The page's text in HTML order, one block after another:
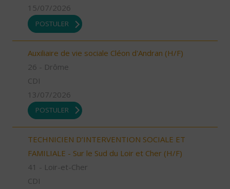
15/07/2026
POSTULER
Auxiliaire de vie sociale Cléon d'Andran (H/F)
26 - Drôme
CDI
13/07/2026
POSTULER
TECHNICIEN D’INTERVENTION SOCIALE ET
FAMILIALE - Sur le Sud du Loir et Cher (H/F)
41 - Loir-et-Cher
CDI